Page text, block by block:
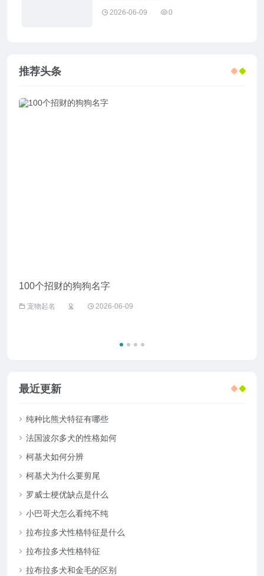
2026-06-09 0
推荐头条
100个招财的狗狗名字
宠物起名 2026-06-09
最近更新
纯种比熊犬特征有哪些
法国波尔多犬的性格如何
柯基犬如何分辨
柯基犬为什么要剪尾
罗威士梗优缺点是什么
小巴哥犬怎么看纯不纯
拉布拉多犬性格特征是什么
拉布拉多犬性格特征
拉布拉多犬和金毛的区别